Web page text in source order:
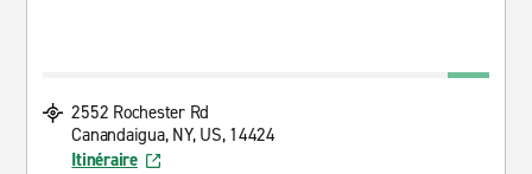
2552 Rochester Rd
Canandaigua, NY, US, 14424
Itinéraire